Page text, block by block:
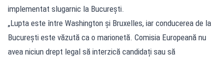
implementat slugarnic la București.
„Lupta este între Washington și Bruxelles, iar conducerea de la
București este văzută ca o marionetă. Comisia Europeană nu
avea niciun drept legal să interzică candidați sau să